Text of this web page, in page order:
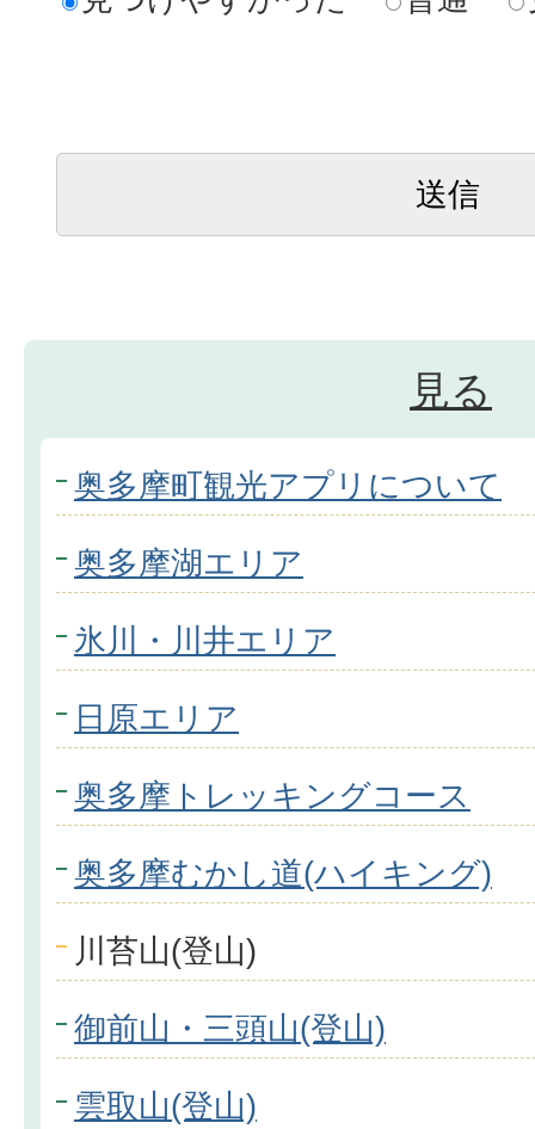
見る
奥多摩町観光アプリについて
奥多摩湖エリア
氷川・川井エリア
日原エリア
奥多摩トレッキングコース
奥多摩むかし道(ハイキング)
川苔山(登山)
御前山・三頭山(登山)
雲取山(登山)